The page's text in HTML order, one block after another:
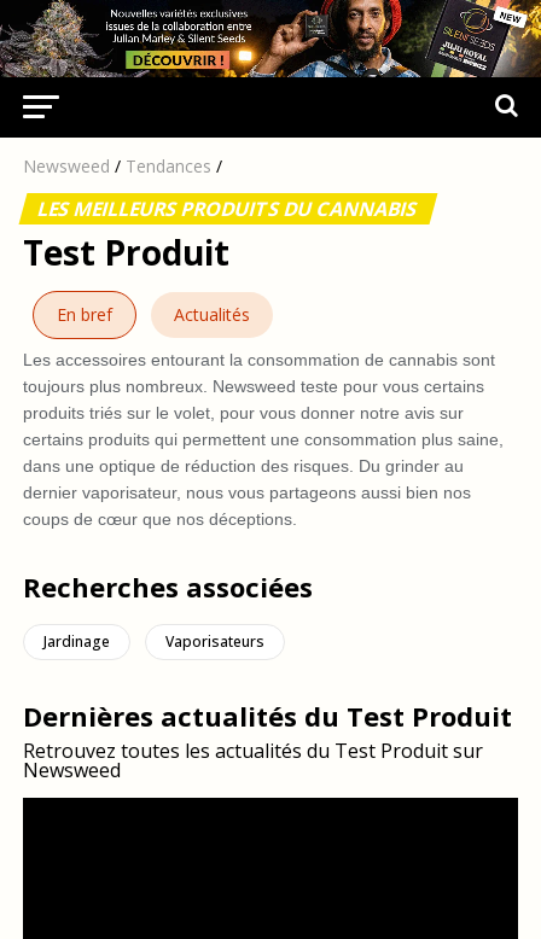
Newsweed / Tendances /
LES MEILLEURS PRODUITS DU CANNABIS
Test Produit
En bref Actualités
Les accessoires entourant la consommation de cannabis sont
toujours plus nombreux. Newsweed teste pour vous certains
produits triés sur le volet, pour vous donner notre avis sur
certains produits qui permettent une consommation plus saine,
dans une optique de réduction des risques. Du grinder au
dernier vaporisateur, nous vous partageons aussi bien nos
coups de cœur que nos déceptions.
Recherches associées
Jardinage Vaporisateurs
Dernières actualités du Test Produit
Retrouvez toutes les actualités du Test Produit sur
Newsweed